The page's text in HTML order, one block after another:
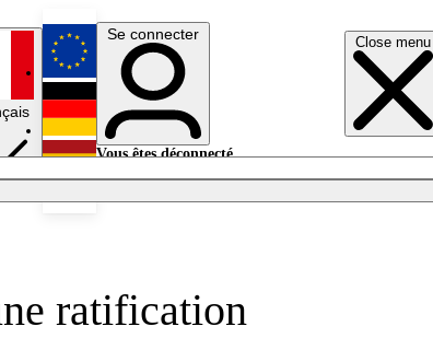
Close menu
English
Deutsch
Se connecter
Vous êtes déconnecté.
ratification